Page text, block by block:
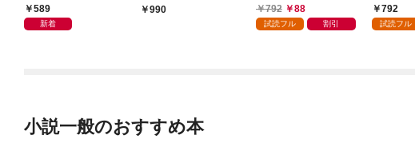
589
新着
990
かけたがギフト『無限
ガチャ』でレベル９９
792 88
試読フル 割引
792
試読フル
小説一般のおすすめ本